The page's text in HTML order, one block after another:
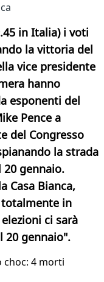
in Italia) i voti
la vittoria del
vice presidente
hanno
esponenti del
Pence a
del Congresso
la strada
gennaio.
Casa Bianca,
totalmente in
ci sarà
20 gennaio".
choc: 4 morti